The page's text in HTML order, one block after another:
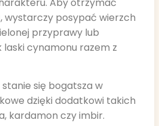
wystarczy posypać wierzch
przyprawy lub
laski cynamonu razem z
się bogatsza w
dzięki dodatkowi takich
kardamon czy imbir.